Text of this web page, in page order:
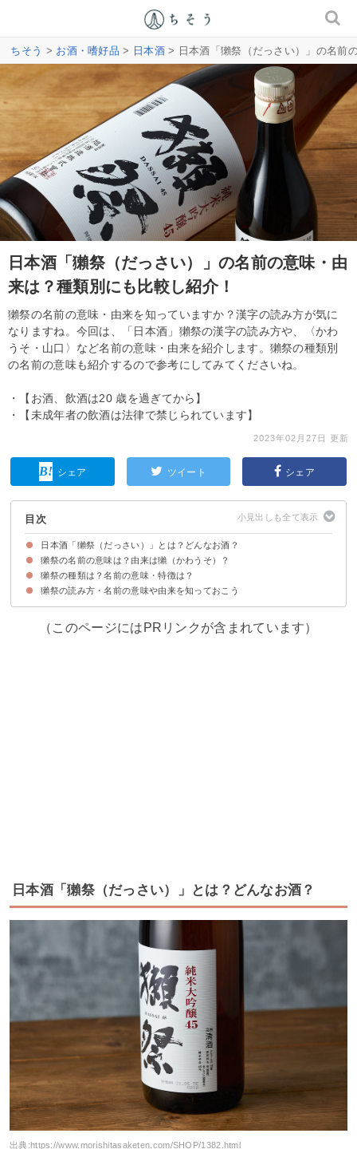
ちそう > お酒・嗜好品 > 日本酒> 日本酒「獺祭（だっさい）」の名前
日本酒「獺祭（だっさい）」の名前の意味・由
来は？種類別にも比較し紹介！
獺祭の名前の意味・由来を知っていますか？漢字の読み方が気に
なりますね。今回は、「日本酒」獺祭の漢字の読み方や、〈かわ
うそ・山口〉など名前の意味・由来を紹介します。獺祭の種類別
の名前の意味も紹介するので参考にしてみてくださいね。
・【お酒、飲酒は20 歳を過ぎてから】
・【未成年者の飲酒は法律で禁じられています】
2023年02月27日 更新
シェア ツイート シェア
目次
日本酒「獺祭（だっさい）」とは？どんなお酒？
獺祭とは山口発祥の日本酒
獺祭の名前の意味は？由来は獺（かわうそ）？
獺祭は「獺（かわうそ）が獲った魚を並べるという意味」
日本酒「獺祭」の意味は山口県にある地名「獺超」に由来する
獺祭の種類は？名前の意味・特徴は？
①獺祭「45・50」
②獺祭「磨き」シリーズ
③獺祭「二割三分」・獺祭「三割九分」
④獺祭「遠心分離」
獺祭の読み方・名前の意味や由来を知っておこう
（このページにはPRリンクが含まれています）
日本酒「獺祭（だっさい）」とは？どんなお酒？
出典:https://www.morishitasaketen.com/SHOP/1382.html